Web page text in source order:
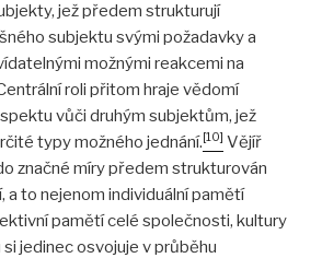
jež předem strukturují
subjektu svými požadavky a
možnými reakcemi na
roli přitom hraje vědomí
vůči druhým subjektům, jež
typy možného jednání.[10] Vějíř
značné míry předem strukturován
a to nejenom individuální pamětí
pamětí celé společnosti, kultury
jedinec osvojuje v průběhu